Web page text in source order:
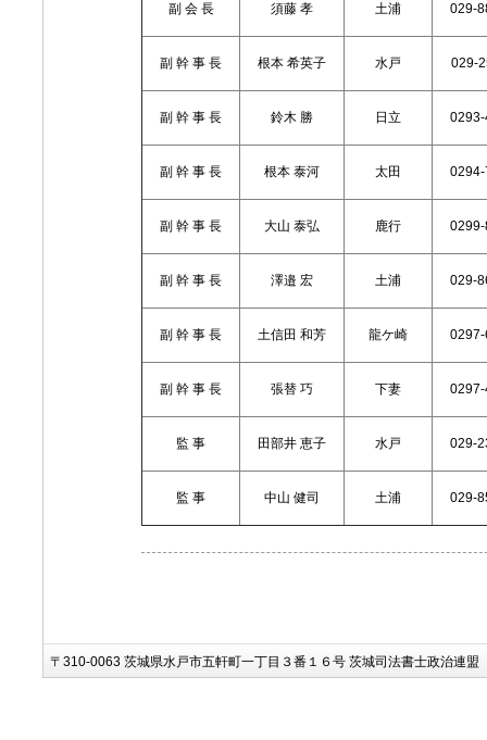
副 会 長 須藤 孝 土浦 029-
副 幹 事 長 根本 希英子 水戸 029-
副 幹 事 長 鈴木 勝 日立
副 幹 事 長 根本 泰河 太田
副 幹 事 長 大山 泰弘 鹿行
副 幹 事 長 澤邉 宏 土浦 029-
副 幹 事 長 土信田 和芳 龍ケ崎
副 幹 事 長 張替 巧 下妻
監 事 田部井 恵子 水戸 029-
監 事 中山 健司 土浦 029-
〒310-0063 茨城県水戸市五軒町一丁目３番１６号 茨城司法書士政治連盟